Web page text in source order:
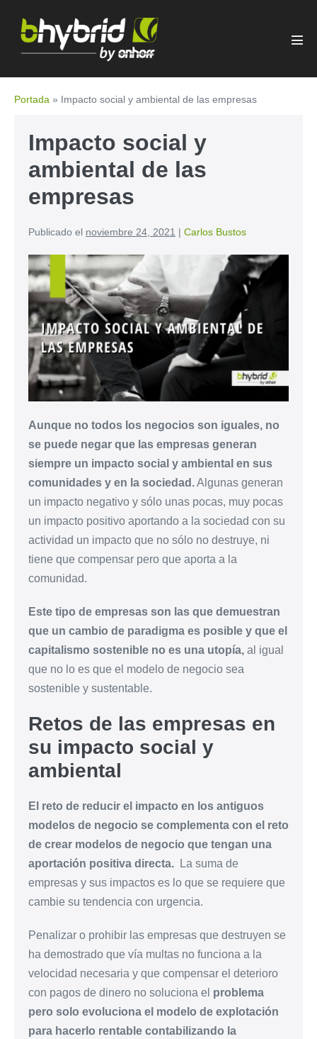
Portada » Impacto social y ambiental de las empresas
Impacto social y
ambiental de las
empresas
Publicado el noviembre 24, 2021 | Carlos Bustos
Aunque no todos los negocios son iguales, no
se puede negar que las empresas generan
siempre un impacto social y ambiental en sus
comunidades y en la sociedad.Algunas generan
un impacto negativo y sólo unas pocas, muy pocas
un impacto positivo aportando a la sociedad con su
actividad un impacto que no sólo no destruye, ni
tiene que compensar pero que aporta a la
comunidad.
Este tipo de empresas son las que demuestran
que un cambio de paradigma es posible y que el
capitalismo sostenible no es una utopía, al igual
que no lo es que el modelo de negocio sea
sostenible y sustentable.
Retos de las empresas en
su impacto social y
ambiental
El reto de reducir el impacto en los antiguos
modelos de negocio se complementa con el reto
de crear modelos de negocio que tengan una
aportación positiva directa.
La suma de
empresas y sus impactos es lo que se requiere que
cambie su tendencia con urgencia.
Penalizar o prohibir las empresas que destruyen se
ha demostrado que vía multas no funciona a la
velocidad necesaria y que compensar el deterioro
con pagos de dinero no soluciona el problema
pero solo evoluciona el modelo de explotación
para hacerlo rentable contabilizando la